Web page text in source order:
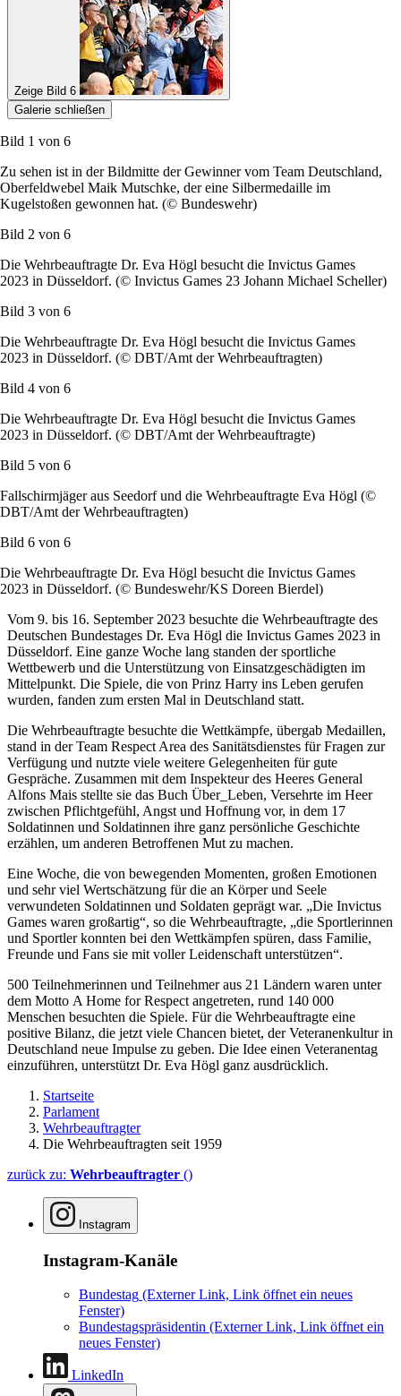
Zeige Bild 6
Galerie schließen
Bild 1 von 6
Zu sehen ist in der Bildmitte der Gewinner vom Team Deutschland,
Oberfeldwebel Maik Mutschke, der eine Silbermedaille im
Kugelstoßen gewonnen hat. (© Bundeswehr)
Bild 2 von 6
Die Wehrbeauftragte Dr. Eva Högl besucht die Invictus Games
2023 in Düsseldorf. (© Invictus Games 23 Johann Michael Scheller)
Bild 3 von 6
Die Wehrbeauftragte Dr. Eva Högl besucht die Invictus Games
2023 in Düsseldorf. (© DBT/Amt der Wehrbeauftragten)
Bild 4 von 6
Die Wehrbeauftragte Dr. Eva Högl besucht die Invictus Games
2023 in Düsseldorf. (© DBT/Amt der Wehrbeauftragte)
Bild 5 von 6
Fallschirmjäger aus Seedorf und die Wehrbeauftragte Eva Högl (©
DBT/Amt der Wehrbeauftragten)
Bild 6 von 6
Die Wehrbeauftragte Dr. Eva Högl besucht die Invictus Games
2023 in Düsseldorf. (© Bundeswehr/KS Doreen Bierdel)
Vom 9. bis 16. September 2023 besuchte die Wehrbeauftragte des
Deutschen Bundestages Dr. Eva Högl die Invictus Games 2023 in
Düsseldorf. Eine ganze Woche lang standen der sportliche
Wettbewerb und die Unterstützung von Einsatzgeschädigten im
Mittelpunkt. Die Spiele, die von Prinz Harry ins Leben gerufen
wurden, fanden zum ersten Mal in Deutschland statt.
Die Wehrbeauftragte besuchte die Wettkämpfe, übergab Medaillen,
stand in derTeam Respect Area des Sanitätsdienstes für Fragen zur
Verfügung und nutzte viele weitere Gelegenheiten für gute
Gespräche. Zusammen mit dem Inspekteur des Heeres General
Alfons Mais stellte sie das Buch Über_Leben, Versehrte im Heer
zwischen Pflichtgefühl, Angst und Hoffnung vor, in dem 17
Soldatinnen und Soldatinnen ihre ganz persönliche Geschichte
erzählen, um anderen Betroffenen Mut zu machen.
Eine Woche, die von bewegenden Momenten, großen Emotionen
und sehr viel Wertschätzung für die an Körper und Seele
verwundeten Soldatinnen und Soldaten geprägt war. „Die Invictus
Games waren großartig“, so die Wehrbeauftragte, „die Sportlerinnen
und Sportler konnten bei den Wettkämpfen spüren, dass Familie,
Freunde und Fans sie mit voller Leidenschaft unterstützen“.
500 Teilnehmerinnen und Teilnehmer aus 21 Ländern waren unter
dem Motto A Home for Respect angetreten, rund 140 000
Menschen besuchten die Spiele. Für die Wehrbeauftragte eine
positive Bilanz, die jetzt viele Chancen bietet, der Veteranenkultur in
Deutschland neue Impulse zu geben. Die Idee einen Veteranentag
einzuführen, unterstützt Dr. Eva Högl ganz ausdrücklich.
Startseite
Parlament
Wehrbeauftragter
Die Wehrbeauftragten seit 1959
zurück zu: Wehrbeauftragter ()
Instagram
Instagram-Kanäle
Bundestag (Externer Link, Link öffnet ein neues
Fenster)
Bundestagspräsidentin (Externer Link, Link öffnet ein
neues Fenster)
LinkedIn